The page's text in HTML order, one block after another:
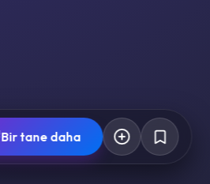
Bir tane daha